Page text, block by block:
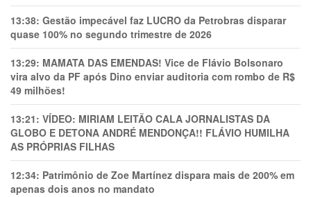
13:38: Gestão impecável faz LUCRO da Petrobras disparar
quase 100% no segundo trimestre de 2026
13:29: MAMATA DAS EMENDAS! Vice de Flávio Bolsonaro
vira alvo da PF após Dino enviar auditoria com rombo de R$
49 milhões!
13:21: VÍDEO: MIRIAM LEITÃO CALA JORNALISTAS DA
GLOBO E DETONA ANDRÉ MENDONÇA!! FLÁVIO HUMILHA
AS PRÓPRIAS FILHAS
12:34: Patrimônio de Zoe Martínez dispara mais de 200% em
apenas dois anos no mandato